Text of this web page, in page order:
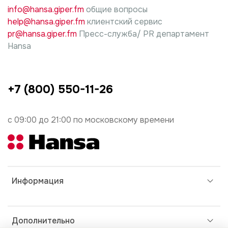
ущерб несет лицо, проводившие работы.
Информация
Дополнительно
с 09:00 до 21:00 по московскому времени
+7 (800) 550-11-26
info@hansa.giper.fm общие вопросы
help@hansa.giper.fm клиентский сервис
pr@hansa.giper.fm Пресс-служба/ PR департамент
Hansa